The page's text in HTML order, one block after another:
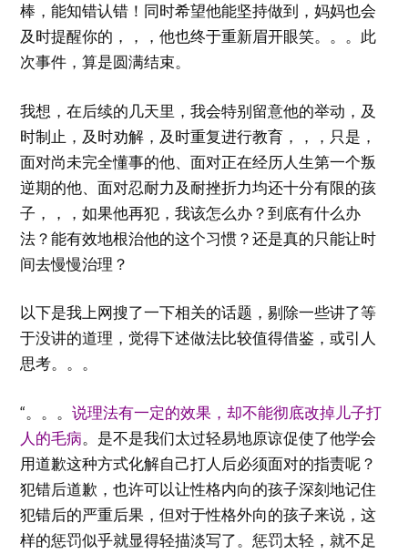
棒，能知错认错！同时希望他能坚持做到，妈妈也会
及时提醒你的，，，他也终于重新眉开眼笑。。。此
次事件，算是圆满结束。
我想，在后续的几天里，我会特别留意他的举动，及
时制止，及时劝解，及时重复进行教育，，，只是，
面对尚未完全懂事的他、面对正在经历人生第一个叛
逆期的他、面对忍耐力及耐挫折力均还十分有限的孩
子，，，如果他再犯，我该怎么办？到底有什么办
法？能有效地根治他的这个习惯？还是真的只能让时
间去慢慢治理？
以下是我上网搜了一下相关的话题，剔除一些讲了等
于没讲的道理，觉得下述做法比较值得借鉴，或引人
思考。。。
“。。。说理法有一定的效果，却不能彻底改掉儿子打
人的毛病。是不是我们太过轻易地原谅促使了他学会
用道歉这种方式化解自己打人后必须面对的指责呢？
犯错后道歉，也许可以让性格内向的孩子深刻地记住
犯错后的严重后果，但对于性格外向的孩子来说，这
样的惩罚似乎就显得轻描淡写了。惩罚太轻，就不足